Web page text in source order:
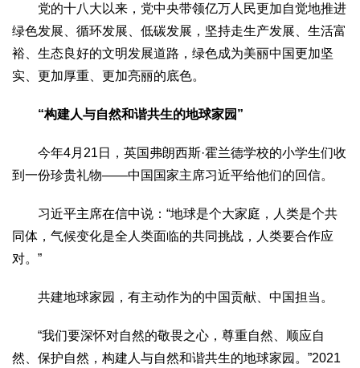
党的十八大以来，党中央带领亿万人民更加自觉地推进
绿色发展、循环发展、低碳发展，坚持走生产发展、生活富
裕、生态良好的文明发展道路，绿色成为美丽中国更加坚
实、更加厚重、更加亮丽的底色。
“构建人与自然和谐共生的地球家园”
今年4月21日，英国弗朗西斯·霍兰德学校的小学生们收
到一份珍贵礼物——中国国家主席习近平给他们的回信。
习近平主席在信中说：“地球是个大家庭，人类是个共
同体，气候变化是全人类面临的共同挑战，人类要合作应
对。”
共建地球家园，有主动作为的中国贡献、中国担当。
“我们要深怀对自然的敬畏之心，尊重自然、顺应自
然、保护自然，构建人与自然和谐共生的地球家园。”2021